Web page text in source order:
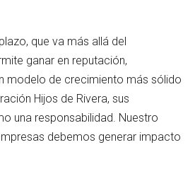
que va más allá del
ganar en reputación,
modelo de crecimiento más sólido
Hijos de Rivera, sus
una responsabilidad. Nuestro
debemos generar impacto